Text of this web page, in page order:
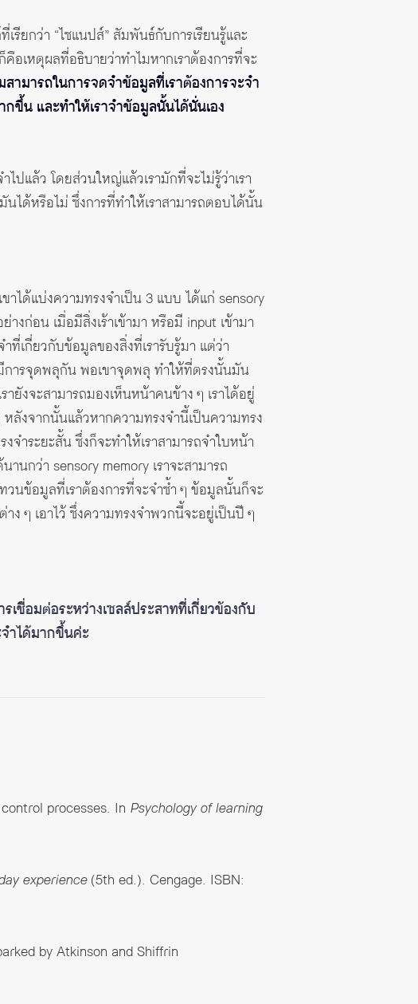
รียกว่า “ไซแนปส์” สัมพันธ์กับการเรียนรู้และ
อเหตุผลที่อธิบายว่าทำไมหากเราต้องการที่จะ
ามารถในการจดจำข้อมูลที่เราต้องการจะจำ
ขึ้น และทำให้เราจำข้อมูลนั้นได้นั่นเอง
ไปแล้ว โดยส่วนใหญ่แล้วเรามักที่จะไม่รู้ว่าเรา
นได้หรือไม่ ซึ่งการที่ทำให้เราสามารถตอบได้นั้น
าได้แบ่งความทรงจำเป็น 3 แบบ ได้แก่ sensory
างก่อน เมื่อมีสิ่งเร้าเข้ามา หรือมี input เข้ามา
ที่เกี่ยวกับข้อมูลของสิ่งที่เรารับรู้มา แต่ว่า
การจุดพลุกัน พอเขาจุดพลุ ทำให้ที่ตรงนั้นมัน
ยังจะสามารถมองเห็นหน้าคนข้าง ๆ เราได้อยู่
หลังจากนั้นแล้วหากความทรงจำนี้เป็นความทรง
ำระยะสั้น ซึ่งก็จะทำให้เราสามารถจำใบหน้า
นกว่า sensory memory เราจะสามารถ
นข้อมูลที่เราต้องการที่จะจำซ้ำ ๆ ข้อมูลนั้นก็จะ
ง ๆ เอาไว้ ซึ่งความทรงจำพวกนี้จะอยู่เป็นปี ๆ
เชื่อมต่อระหว่างเซลล์ประสาทที่เกี่ยวข้องกับ
ำได้มากขึ้นค่ะ
processes. In Psychology of learning
experience(5th ed.). Cengage. ISBN:
by Atkinson and Shiffrin